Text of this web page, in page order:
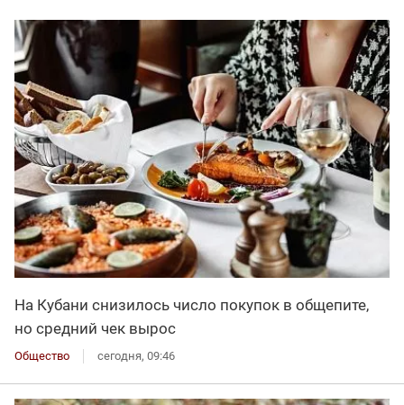
На Кубани снизилось число покупок в общепите,
но средний чек вырос
Общество сегодня, 09:46